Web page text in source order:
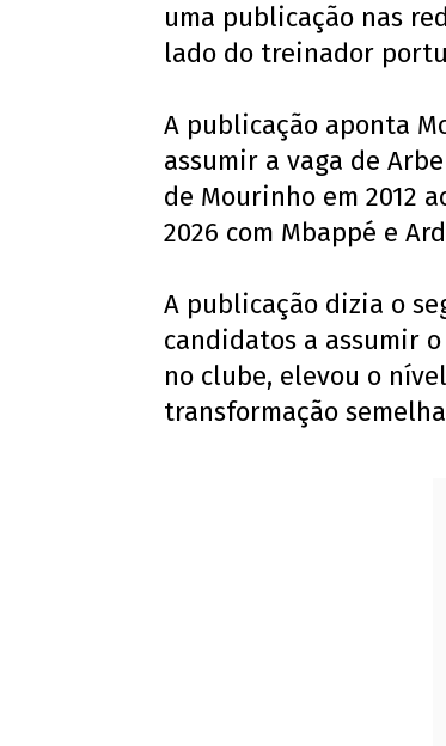
uma publicação nas
lado do treinador
A publicação aponta
assumir a vaga de
de Mourinho em 2012
2026 com Mbappé e
A publicação dizia o
candidatos a assumir
no clube, elevou o
transformação